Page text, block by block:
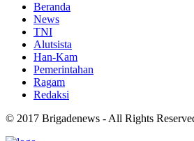
Beranda
News
TNI
Alutsista
Han-Kam
Pemerintahan
Ragam
Redaksi
© 2017 Brigadenews - All Rights